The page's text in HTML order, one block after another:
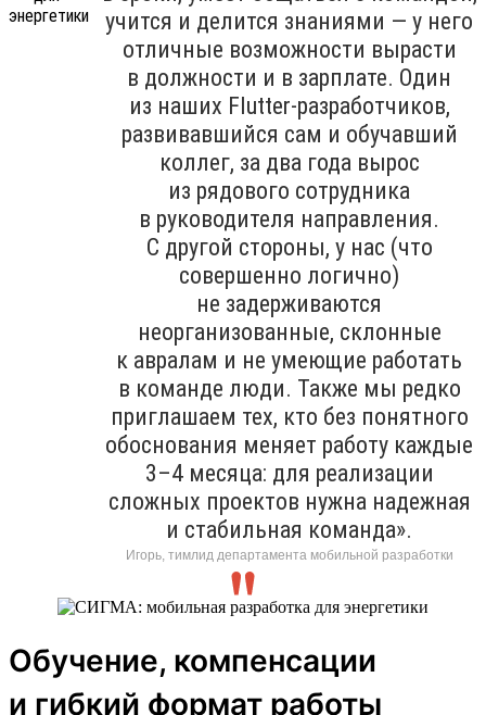
учится и делится знаниями — у него
отличные возможности вырасти
в должности и в зарплате. Один
из наших Flutter-разработчиков,
развивавшийся сам и обучавший
коллег, за два года вырос
из рядового сотрудника
в руководителя направления.
С другой стороны, у нас (что
совершенно логично)
не задерживаются
неорганизованные, склонные
к авралам и не умеющие работать
в команде люди. Также мы редко
приглашаем тех, кто без понятного
обоснования меняет работу каждые
3–4 месяца: для реализации
сложных проектов нужна надежная
и стабильная команда».
Игорь, тимлид департамента мобильной разработки
Обучение, компенсации
и гибкий формат работы